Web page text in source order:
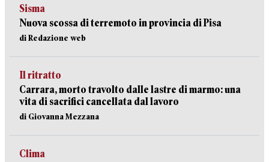
Sisma
Nuova scossa di terremoto in provincia di Pisa
di Redazione web
Il ritratto
Carrara, morto travolto dalle lastre di marmo: una
vita di sacrifici cancellata dal lavoro
di Giovanna Mezzana
Clima